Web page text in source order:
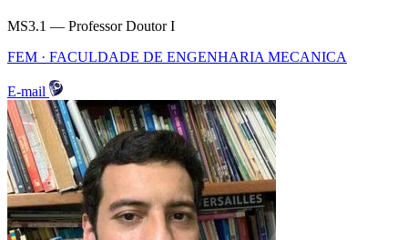
MS3.1 — Professor Doutor I
FEM · FACULDADE DE ENGENHARIA MECANICA
E-mail